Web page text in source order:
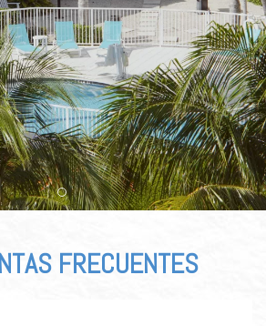
Item 1
FRECUENTES